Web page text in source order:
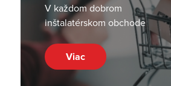
V každom dobrom
inštalatérskom obchode
Viac